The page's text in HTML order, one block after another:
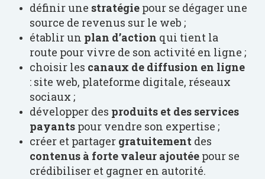
définir une stratégie pour se dégager une
source de revenus sur le web ;
établir un plan d’action qui tient la
route pour vivre de son activité en ligne ;
choisir les canaux de diffusion en ligne
: site web, plateforme digitale, réseaux
sociaux ;
développer des produits et des services
payants pour vendre son expertise ;
créer et partager gratuitement des
contenus à forte valeur ajoutée pour se
crédibiliser et gagner en autorité.